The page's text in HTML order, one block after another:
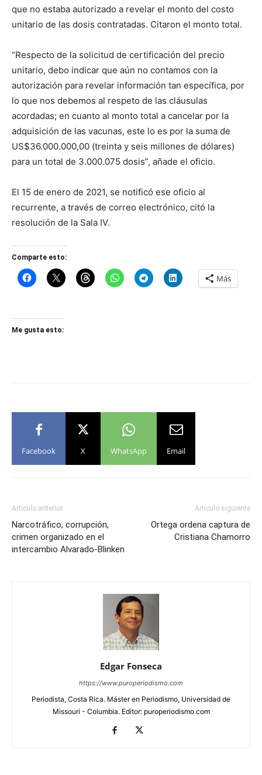
que no estaba autorizado a revelar el monto del costo
unitario de las dosis contratadas. Citaron el monto total.
“Respecto de la solicitud de certificación del precio
unitario, debo indicar que aún no contamos con la
autorización para revelar información tan específica, por
lo que nos debemos al respeto de las cláusulas
acordadas; en cuanto al monto total a cancelar por la
adquisición de las vacunas, este lo es por la suma de
US$36.000.000,00 (treinta y seis millones de dólares)
para un total de 3.000.075 dosis”, añade el oficio.
El 15 de enero de 2021, se notificó ese oficio al
recurrente, a través de correo electrónico, citó la
resolución de la Sala IV.
Comparte esto:
Más
Me gusta esto:
Facebook X WhatsApp Email
Artículo anterior
Narcotráfico, corrupción,
crimen organizado en el
intercambio Alvarado-Blinken
Artículo siguiente
Ortega ordena captura de
Cristiana Chamorro
Edgar Fonseca
https://www.puroperiodismo.com
Periodista, Costa Rica. Máster en Periodismo, Universidad de
Missouri - Columbia. Editor: puroperiodismo.com